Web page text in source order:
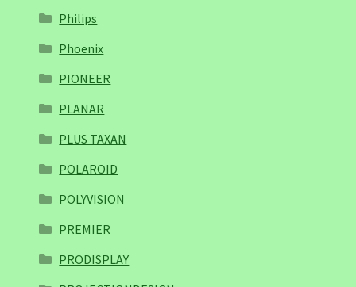
Philips
Phoenix
PIONEER
PLANAR
PLUS TAXAN
POLAROID
POLYVISION
PREMIER
PRODISPLAY